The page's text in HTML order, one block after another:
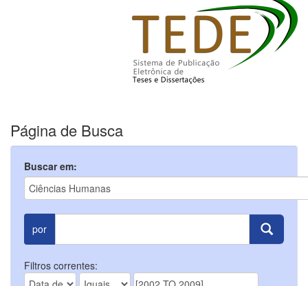
Página de Busca
Buscar em:
por
Filtros correntes: